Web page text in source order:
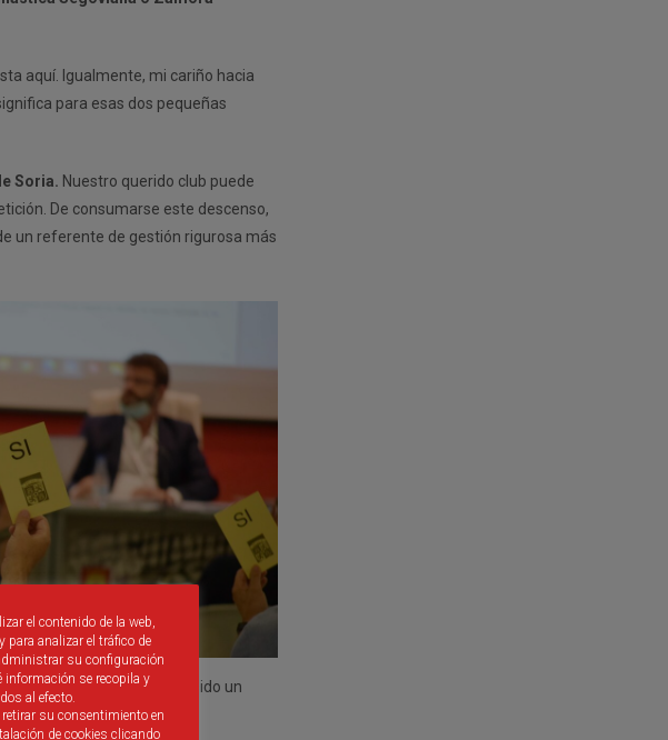
aquí. Igualmente, mi cariño hacia
para esas dos pequeñas
Soria. Nuestro querido club puede
De consumarse este descenso,
un referente de gestión rigurosa más
entre los mejores ha sido un
el contenido de la web,
para analizar el tráfico de
su configuración
información se recopila y
al efecto.
retirar su consentimiento en
de cookies clicando